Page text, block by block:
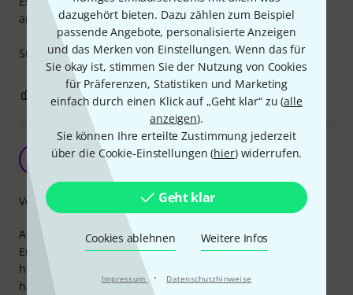
dazugehört bieten. Dazu zählen zum Beispiel
passende Angebote, personalisierte Anzeigen
und das Merken von Einstellungen. Wenn das für
Sie okay ist, stimmen Sie der Nutzung von Cookies
für Präferenzen, Statistiken und Marketing
einfach durch einen Klick auf „Geht klar“ zu (alle
anzeigen).
Sie können Ihre erteilte Zustimmung jederzeit
über die Cookie-Einstellungen (hier) widerrufen.
Geht klar
Cookies ablehnen Weitere Infos
Impressum · Datenschutzhinweise
anderes soll dieses Cover auch nicht tun für mich.
Super.
Gutes Ampcover
Als ich die Bewertungen gelesen habe, war meine
Erwartung an das Cover ehrlich gesagt nicht besonders
hoch. Nun finde ich aber, dass das Teil eine gute Qualität
hat und auch sicher einiges aushält.
Verarbeitung